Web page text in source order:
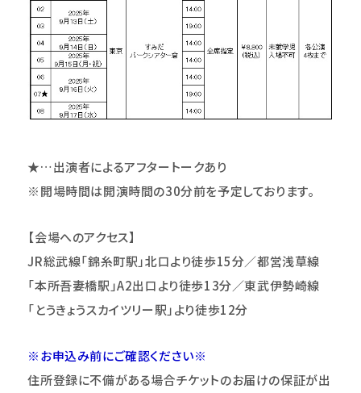
★…出演者によるアフタートークあり
※開場時間は開演時間の30分前を予定しております。
【会場へのアクセス】
JR総武線「錦糸町駅」北口より徒歩15分／都営浅草線
「本所吾妻橋駅」A2出口より徒歩13分／東武伊勢崎線
「とうきょうスカイツリー駅」より徒歩12分
※お申込み前にご確認ください※
住所登録に不備がある場合チケットのお届けの保証が出